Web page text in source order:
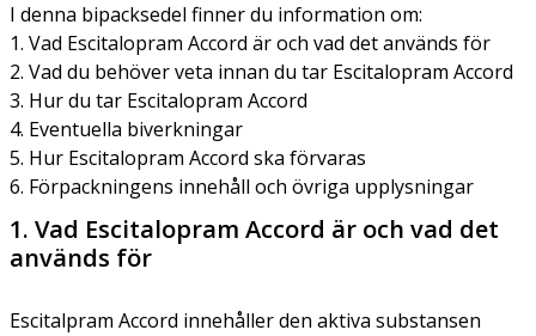
I denna bipacksedel finner du information om:
1. Vad Escitalopram Accord är och vad det används för
2. Vad du behöver veta innan du tar Escitalopram Accord
3. Hur du tar Escitalopram Accord
4. Eventuella biverkningar
5. Hur Escitalopram Accord ska förvaras
6. Förpackningens innehåll och övriga upplysningar
1. Vad Escitalopram Accord är och vad det
används för
Escitalpram Accord innehåller den aktiva substansen